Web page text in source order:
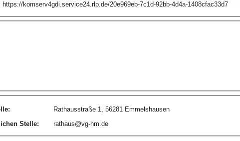
https://komserv4gdi.service24.rlp.de/20e969eb-7c1d-92bb-4d4a-1408cfac33d7
:
Rathausstraße 1, 56281 Emmelshausen
Stelle: rathaus@vg-hm.de